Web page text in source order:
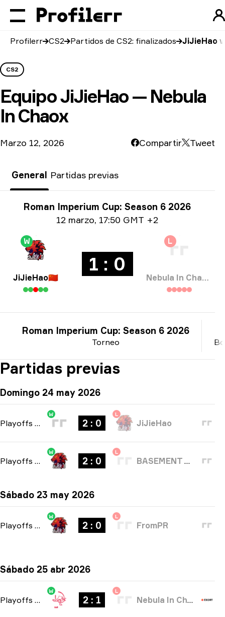
Profilerr CS2 Partidos de CS2: finalizados JiJieHao
CS2
EquipoJiJieHao — Nebula
In Chaox
Marzo 12, 2026 Compartir Tweet
General Partidas previas
Información del torneo
Roman Imperium Cup: Season 6 2026
Información de la fecha
12 marzo, 17:50 GMT +2
W
JiJieHao🇨🇳
1 : 0
L
Nebula In Chaox
Torneo
Roman Imperium Cup: Season 6 2026
Partidas previas
Domingo 24 may 2026
Playoffs bo3
W
2 : 0
L
JiJieHao
Playoffs bo3
W
2 : 0
L
BASEMENT BOYS
Sábado 23 may 2026
Playoffs bo3
W
2 : 0
L
FromPR
Sábado 25 abr 2026
Playoffs bo3
W
2 : 1
L
Nebula In Chaox